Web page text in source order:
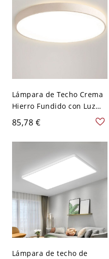
Cálida/Blanca/Neutra
Regulable), 16"
Lámpara de Techo Crema
Hierro Fundido con Luz
Pura, 1 Luz Pantalla
Acrílica Led Empotrada,
110V-120V
85,78 €
Lámpara de techo de